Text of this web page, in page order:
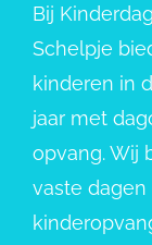
Bij
Schelpje
kinderen in
jaar met
opvang. Wij
vaste